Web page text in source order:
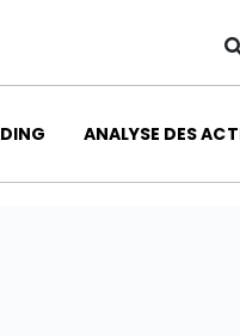
ANALYSE DES